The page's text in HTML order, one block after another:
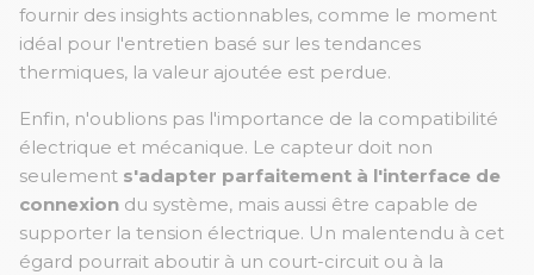
fournir des insights actionnables, comme le moment
idéal pour l'entretien basé sur les tendances
thermiques, la valeur ajoutée est perdue.
Enfin, n'oublions pas l'importance de la compatibilité
électrique et mécanique. Le capteur doit non
seulement s'adapter parfaitement à l'interface de
connexion du système, mais aussi être capable de
supporter la tension électrique. Un malentendu à cet
égard pourrait aboutir à un court-circuit ou à la